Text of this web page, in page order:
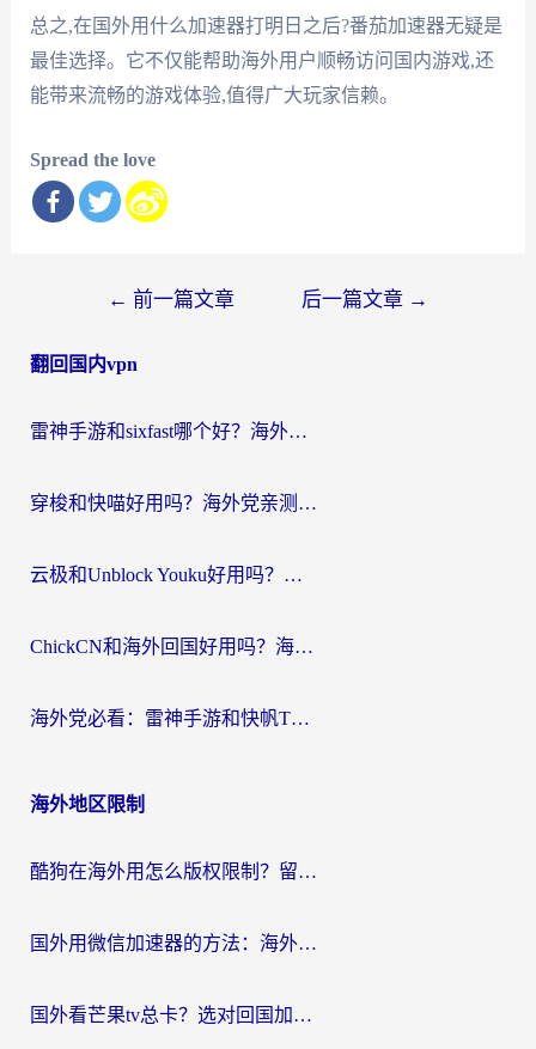
总之,在国外用什么加速器打明日之后?番茄加速器无疑是
最佳选择。它不仅能帮助海外用户顺畅访问国内游戏,还
能带来流畅的游戏体验,值得广大玩家信赖。
Spread the love
导
← 前一篇文章 后一篇文章 →
翻回国内vpn
雷神手游和sixfast哪个好？海外党亲测3款回国加速器，教你选对不踩坑
穿梭和快喵好用吗？海外党亲测：小众加速器对比+番茄加速器深度体验
云极和Unblock Youku好用吗？海外党亲测+2026回国加速器避坑指南
ChickCN和海外回国好用吗？海外党2026亲测：从手游到影音，选对加速器的3个关键
海外党必看：雷神手游和快帆TV版好用吗？3步选对回国加速器不踩坑
海外地区限制
酷狗在海外用怎么版权限制？留学生亲测：3步解决听国内音乐难题
国外用微信加速器的方法：海外党无缝连接国内生活的实用指南
国外看芒果tv总卡？选对回国加速器，轻松追《浪姐》不费劲